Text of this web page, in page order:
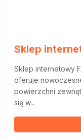
Sklep
Sklep internetowy
oferuje
powierzchni
się w...